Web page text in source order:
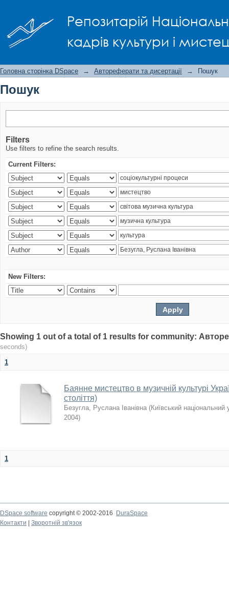
Репозитарій
кадрів культури і
Головна сторінка DSpace → Автореферати та дисертації → Пошук
Пошук
Filters
Use filters to refine the search results.
Current Filters:
New Filters:
Showing 1 out of a total of 1 results for community:
seconds)
1
Баянне мистецтво в музичній культурі
століття)
Безугла, Руслана Іванівна (Київський національний
2004)
1
DSpace software copyright © 2002-2016
DuraSpace
Контакти
Зворотній зв'язок